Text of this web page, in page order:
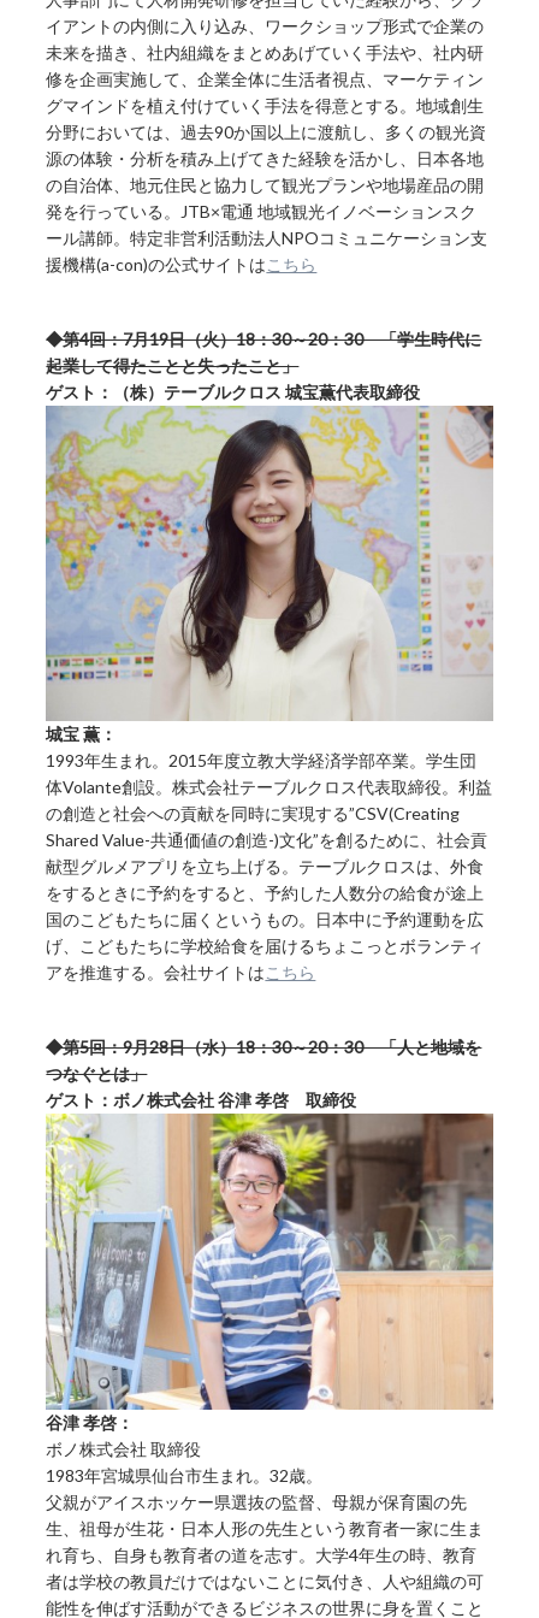
イアントの内側に入り込み、ワークショップ形式で企業の
未来を描き、社内組織をまとめあげていく手法や、社内研
修を企画実施して、企業全体に生活者視点、マーケティン
グマインドを植え付けていく手法を得意とする。地域創生
分野においては、過去90か国以上に渡航し、多くの観光資
源の体験・分析を積み上げてきた経験を活かし、日本各地
の自治体、地元住民と協力して観光プランや地場産品の開
発を行っている。JTB×電通 地域観光イノベーションスク
ール講師。特定非営利活動法人NPOコミュニケーション支
援機構(a-con)の公式サイトはこちら
◆第4回：7月19日（火）18：30～20：30 「学生時代に
起業して得たことと失ったこと」
ゲスト：（株）テーブルクロス 城宝薫代表取締役
城宝 薫：
1993年生まれ。2015年度立教大学経済学部卒業。学生団
体Volante創設。株式会社テーブルクロス代表取締役。利益
の創造と社会への貢献を同時に実現する”CSV(Creating
Shared Value-共通価値の創造-)文化”を創るために、社会貢
献型グルメアプリを立ち上げる。テーブルクロスは、外食
をするときに予約をすると、予約した人数分の給食が途上
国のこどもたちに届くというもの。日本中に予約運動を広
げ、こどもたちに学校給食を届けるちょこっとボランティ
アを推進する。会社サイトはこちら
◆第5回：9月28日（水）18：30～20：30 「人と地域を
つなぐとは」
ゲスト：ボノ株式会社 谷津 孝啓 取締役
谷津 孝啓：
ボノ株式会社 取締役
1983年宮城県仙台市生まれ。32歳。
父親がアイスホッケー県選抜の監督、母親が保育園の先
生、祖母が生花・日本人形の先生という教育者一家に生ま
れ育ち、自身も教育者の道を志す。大学4年生の時、教育
者は学校の教員だけではないことに気付き、人や組織の可
能性を伸ばす活動ができるビジネスの世界に身を置くこと